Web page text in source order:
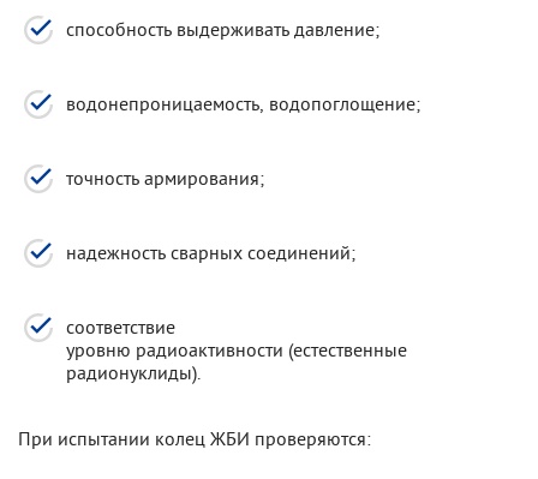
способность выдерживать давление;
водонепроницаемость, водопоглощение;
точность армирования;
надежность сварных соединений;
соответствие
уровню радиоактивности (естественные
радионуклиды).
При испытании колец ЖБИ проверяются: